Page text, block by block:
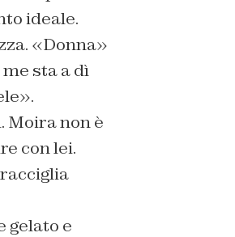
ideale.
«Donna»
sta a dì
Moira non è
con lei.
gelato e